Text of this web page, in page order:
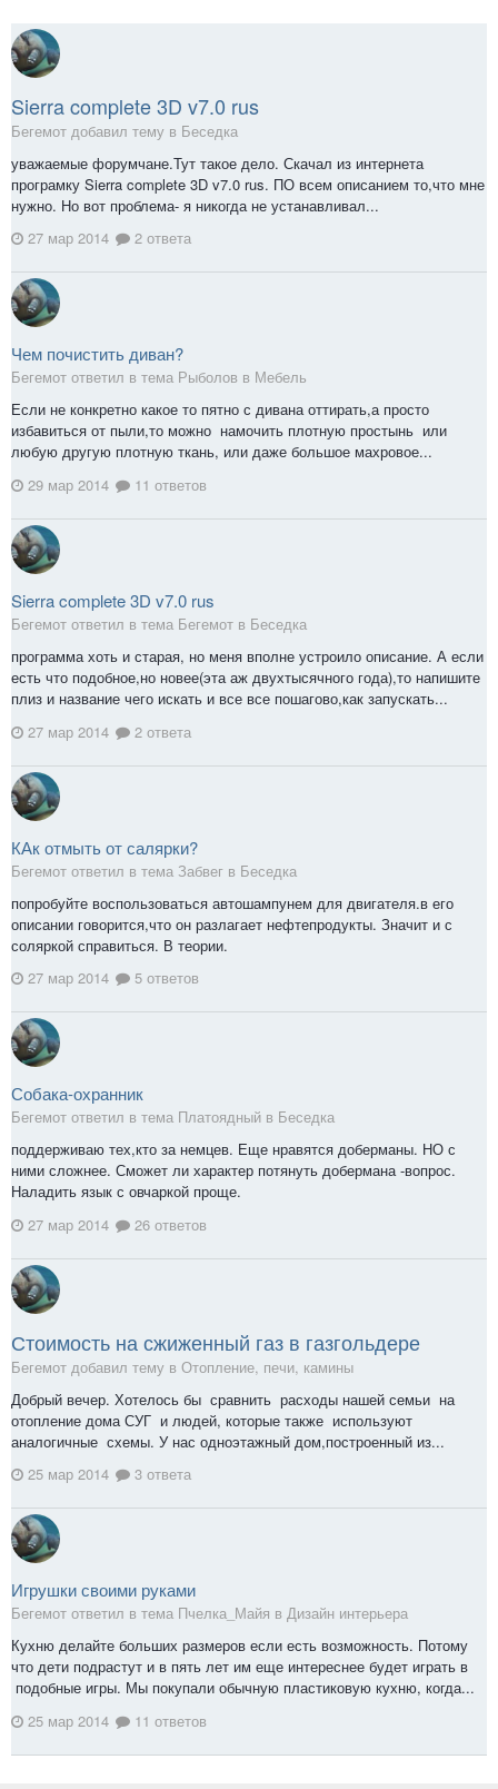
Sierra complete 3D v7.0 rus
Бегемот добавил тему в Беседка
уважаемые форумчане.Тут такое дело. Скачал из интернета
програмку Sierra complete 3D v7.0 rus. ПО всем описанием то,что мне
нужно. Но вот проблема- я никогда не устанавливал...
27 мар 2014
2 ответа
Чем почистить диван?
Бегемот ответил в тема Рыболов в Мебель
Если не конкретно какое то пятно с дивана оттирать,а просто
избавиться от пыли,то можно намочить плотную простынь или
любую другую плотную ткань, или даже большое махровое...
29 мар 2014
11 ответов
Sierra complete 3D v7.0 rus
Бегемот ответил в тема Бегемот в Беседка
программа хоть и старая, но меня вполне устроило описание. А если
есть что подобное,но новее(эта аж двухтысячного года),то напишите
плиз и название чего искать и все все пошагово,как запускать...
27 мар 2014
2 ответа
КАк отмыть от салярки?
Бегемот ответил в тема Забвег в Беседка
попробуйте воспользоваться автошампунем для двигателя.в его
описании говорится,что он разлагает нефтепродукты. Значит и с
соляркой справиться. В теории.
27 мар 2014
5 ответов
Собака-охранник
Бегемот ответил в тема Платоядный в Беседка
поддерживаю тех,кто за немцев. Еще нравятся доберманы. НО с
ними сложнее. Сможет ли характер потянуть добермана -вопрос.
Наладить язык с овчаркой проще.
27 мар 2014
26 ответов
Стоимость на сжиженный газ в газгольдере
Бегемот добавил тему в Отопление, печи, камины
Добрый вечер. Хотелось бы сравнить расходы нашей семьи на
отопление дома СУГ и людей, которые также используют
аналогичные схемы. У нас одноэтажный дом,построенный из...
25 мар 2014
3 ответа
Игрушки своими руками
Бегемот ответил в тема Пчелка_Майя в Дизайн интерьера
Кухню делайте больших размеров если есть возможность. Потому
что дети подрастут и в пять лет им еще интереснее будет играть в
подобные игры. Мы покупали обычную пластиковую кухню, когда...
25 мар 2014
11 ответов